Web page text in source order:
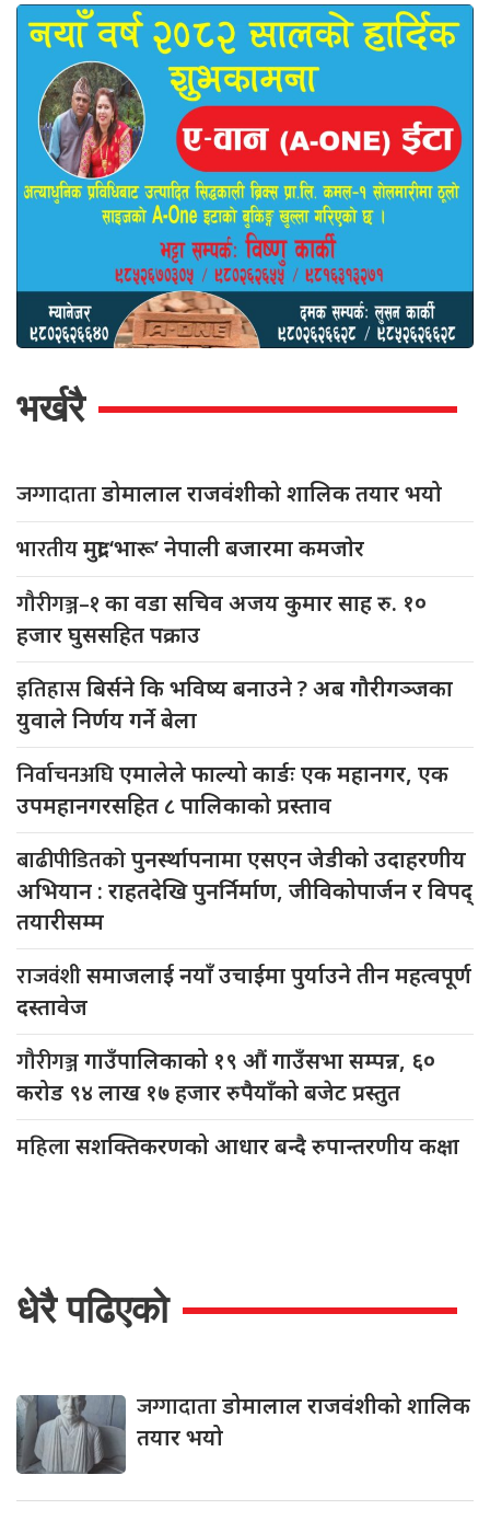
भर्खरै
जग्गादाताडोमालाल राजवंशीको शालिक तयार भयो
भारतीयमुद्रा ‘भारू’ नेपाली बजारमा कमजाेर
गौरीगञ्ज–१का वडा सचिव अजय कुमार साह रु. १०
हजार घुससहित पक्राउ
इतिहासबिर्सने कि भविष्य बनाउने ? अब गौरीगञ्जका
युवाले निर्णय गर्ने बेला
निर्वाचनअघिएमालेले फाल्यो कार्डः एक महानगर, एक
उपमहानगरसहित ८ पालिकाको प्रस्ताव
बाढीपीडितकोपुनर्स्थापनामा एसएन जेडीको उदाहरणीय
अभियान : राहतदेखि पुनर्निर्माण, जीविकोपार्जन र विपद्
तयारीसम्म
राजवंशीसमाजलाई नयाँ उचाईमा पुर्याउने तीन महत्वपूर्ण
दस्तावेज
गौरीगञ्जगाउँपालिकाको १९ औं गाउँसभा सम्पन्न, ६०
करोड ९४ लाख १७ हजार रुपैयाँको बजेट प्रस्तुत
महिलासशक्तिकरणको आधार बन्दै रुपान्तरणीय कक्षा
धेरै पढिएको
जग्गादाताडोमालाल राजवंशीको शालिक
तयार भयो